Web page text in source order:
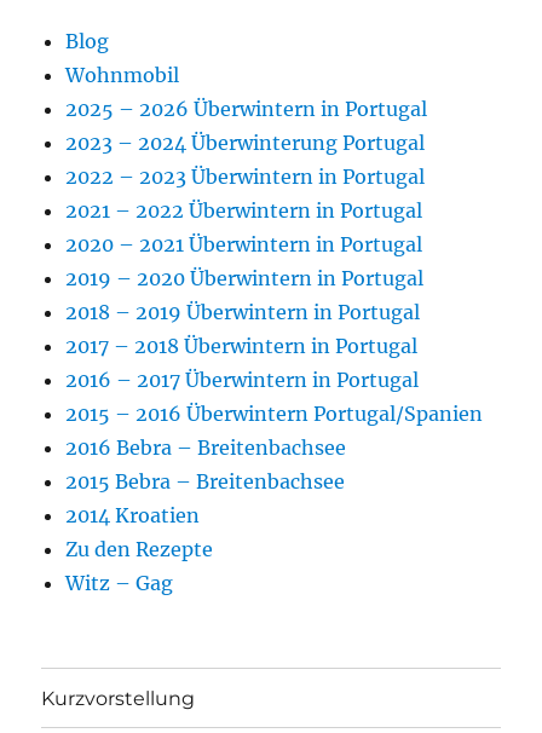
Blog
Wohnmobil
2025 – 2026 Überwintern in Portugal
2023 – 2024 Überwinterung Portugal
2022 – 2023 Überwintern in Portugal
2021 – 2022 Überwintern in Portugal
2020 – 2021 Überwintern in Portugal
2019 – 2020 Überwintern in Portugal
2018 – 2019 Überwintern in Portugal
2017 – 2018 Überwintern in Portugal
2016 – 2017 Überwintern in Portugal
2015 – 2016 Überwintern Portugal/Spanien
2016 Bebra – Breitenbachsee
2015 Bebra – Breitenbachsee
2014 Kroatien
Zu den Rezepte
Witz – Gag
Kurzvorstellung